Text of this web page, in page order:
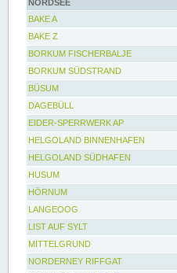
NORDSEE
BAKE A
BAKE Z
BORKUM FISCHERBALJE
BORKUM SÜDSTRAND
BÜSUM
DAGEBÜLL
EIDER-SPERRWERK AP
HELGOLAND BINNENHAFEN
HELGOLAND SÜDHAFEN
HUSUM
HÖRNUM
LANGEOOG
LIST AUF SYLT
MITTELGRUND
NORDERNEY RIFFGAT